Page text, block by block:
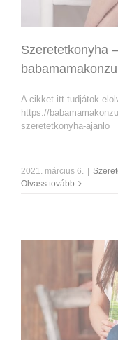
Szeretetkonyha
A cikket itt tudjátok
https://
szeretetkonyha-ajanlo
2021. március 6. |
Olvass tovább